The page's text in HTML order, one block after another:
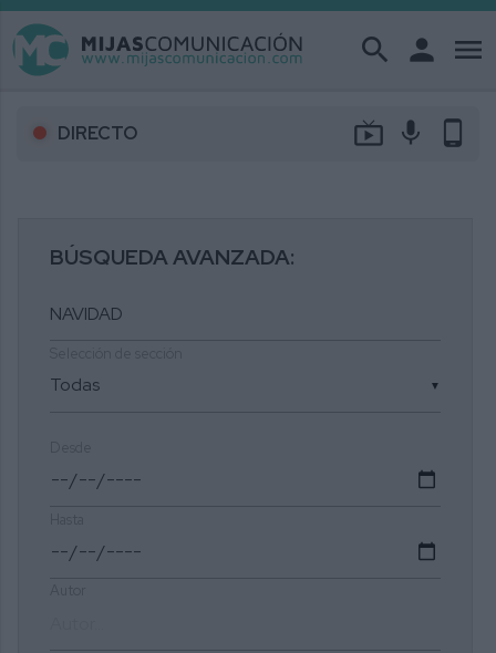
search person menu
DIRECTO live_tv mic phone_android
BÚSQUEDA AVANZADA:
▼